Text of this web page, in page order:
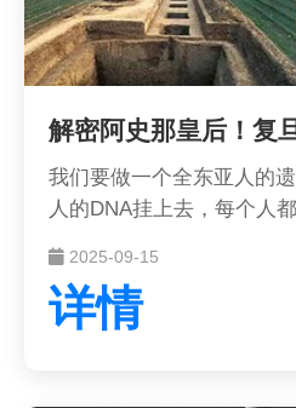
我们要做一个全东亚人的
人的DNA挂上去，每个人
的联系，这就是我们中华民
谱，这是一件很酷的事情。
2025-09-15
详情